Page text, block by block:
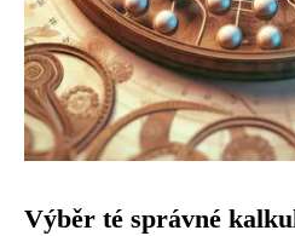
Výběr té správné